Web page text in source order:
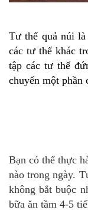
Tư thế quả núi
các tư thế khác
tập các tư thế
chuyển một phần
Bạn có thể thực
nào trong ngày.
không bắt buộc
bữa ăn tầm 4-5